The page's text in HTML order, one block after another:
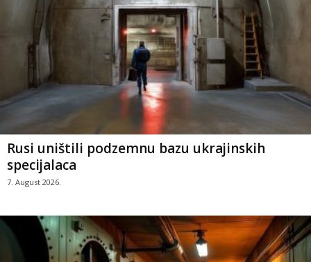
Rusi uništili podzemnu bazu ukrajinskih
specijalaca
7. August 2026.